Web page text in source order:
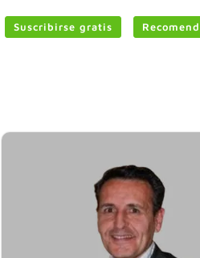
Suscribirse gratis